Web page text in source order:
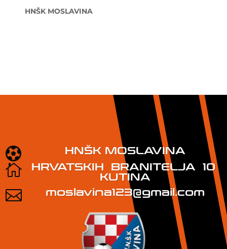
HNŠK MOSLAVINA
 HNŠK MOSLAVINA

HRVATSKIH BRANITELJA 10
KUTINA
 moslavina123@gmail.com